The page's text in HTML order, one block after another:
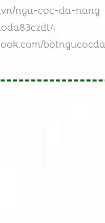
ngu-coc-da-nang